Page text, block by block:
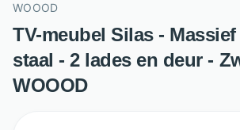
WOOOD
TV-meubel Silas -
staal - 2 lades en deur -
WOOOD